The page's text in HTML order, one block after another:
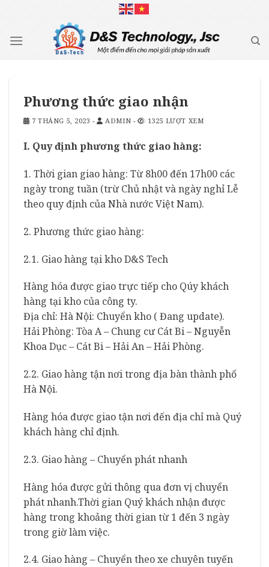
content
Phương thức giao nhận
7 THÁNG 5, 2023 - ADMIN - 1325 LƯỢT XEM
I. Quy định phương thức giao hàng:
1. Thời gian giao hàng: Từ 8h00 đến 17h00 các
ngày trong tuần (trừ Chủ nhật và ngày nghỉ Lễ
theo quy định của Nhà nước Việt Nam).
2. Phương thức giao hàng:
2.1. Giao hàng tại kho D&S Tech
Hàng hóa được giao trực tiếp cho Qúy khách
hàng tại kho của công ty.
Địa chỉ: Hà Nội: Chuyển kho ( Đang update).
Hải Phòng: Tòa A – Chung cư Cát Bi – Nguyễn
Khoa Dục – Cát Bi – Hải An – Hải Phòng.
2.2. Giao hàng tận nơi trong địa bàn thành phố
Hà Nội.
Hàng hóa được giao tận nơi đến địa chỉ mà Quý
khách hàng chỉ định.
2.3. Giao hàng – Chuyển phát nhanh
Hàng hóa được gửi thông qua đơn vị chuyển
phát nhanh.Thời gian Quý khách nhận được
hàng trong khoảng thời gian từ 1 đến 3 ngày
trong giờ làm việc.
2.4. Giao hàng – Chuyển theo xe chuyên tuyến